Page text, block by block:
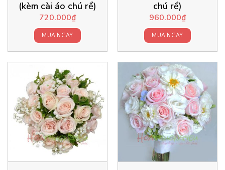
(kèm cài áo chú rể)
720.000₫
MUA NGAY
chú rể)
960.000₫
MUA NGAY